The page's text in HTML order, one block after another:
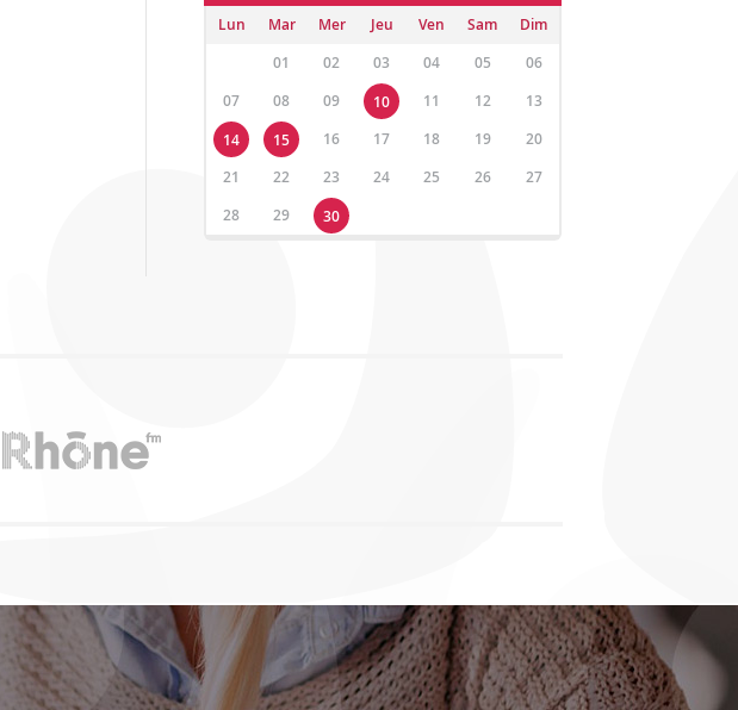
Lun Mar Mer Jeu Ven Sam
Dim
01
02 03 04 05
06
07
08 09 10 11 12
13
14
15 16 17 18 19
20
21
22 23 24 25 26
27
28
29 30